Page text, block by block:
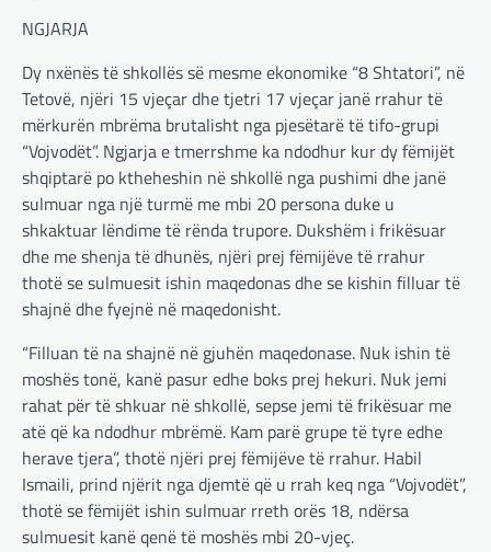
NGJARJA
Dy nxënës të shkollës së mesme ekonomike “8 Shtatori”, në
Tetovë, njëri 15 vjeçar dhe tjetri 17 vjeçar janë rrahur të
mërkurën mbrëma brutalisht nga pjesëtarë të tifo-grupi
“Vojvodët”. Ngjarja e tmerrshme ka ndodhur kur dy fëmijët
shqiptarë po ktheheshin në shkollë nga pushimi dhe janë
sulmuar nga një turmë me mbi 20 persona duke u
shkaktuar lëndime të rënda trupore. Dukshëm i frikësuar
dhe me shenja të dhunës, njëri prej fëmijëve të rrahur
thotë se sulmuesit ishin maqedonas dhe se kishin filluar të
shajnë dhe fyejnë në maqedonisht.
“Filluan të na shajnë në gjuhën maqedonase. Nuk ishin të
moshës tonë, kanë pasur edhe boks prej hekuri. Nuk jemi
rahat për të shkuar në shkollë, sepse jemi të frikësuar me
atë që ka ndodhur mbrëmë. Kam parë grupe të tyre edhe
herave tjera”, thotë njëri prej fëmijëve të rrahur. Habil
Ismaili, prind njërit nga djemtë që u rrah keq nga “Vojvodët”,
thotë se fëmijët ishin sulmuar rreth orës 18, ndërsa
sulmuesit kanë qenë të moshës mbi 20-vjeç.